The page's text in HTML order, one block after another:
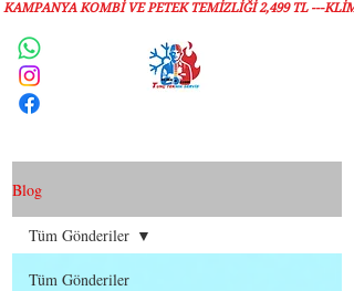
KAMPANYA KOMBİ VE PETEK TEMİZLIĞI 2,499 TL ---
Blog
Tüm Gönderiler
Tüm Gönderiler